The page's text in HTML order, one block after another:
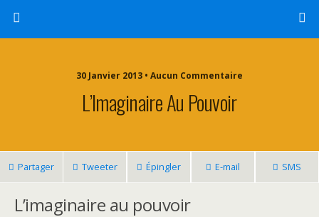
30 Janvier 2013 • Aucun Commentaire
L’Imaginaire Au Pouvoir
Partager Tweeter Épingler E-mail SMS
L’imaginaire au pouvoir